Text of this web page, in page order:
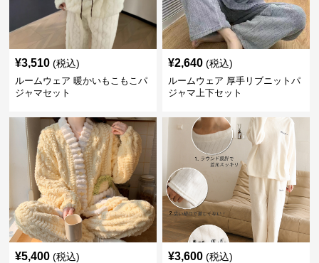
¥3,510 (税込)
ルームウェア 暖かいもこもこパ
ジャマセット
¥2,640 (税込)
ルームウェア 厚手リブニットパ
ジャマ上下セット
¥5,400 (税込) ¥3,600 (税込)